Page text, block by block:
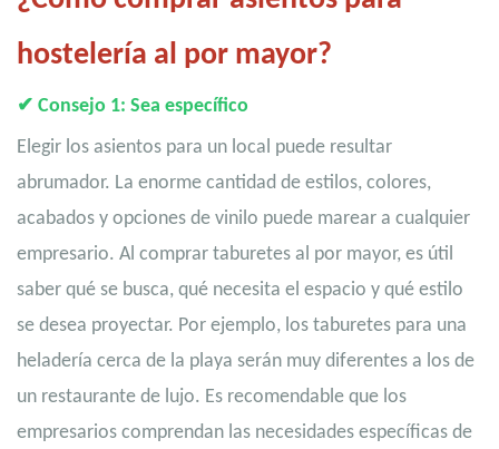
hostelería al por mayor?
✔ Consejo 1: Sea específico
Elegir los asientos para un local puede resultar
abrumador. La enorme cantidad de estilos, colores,
acabados y opciones de vinilo puede marear a cualquier
empresario. Al comprar taburetes al por mayor, es útil
saber qué se busca, qué necesita el espacio y qué estilo
se desea proyectar. Por ejemplo, los taburetes para una
heladería cerca de la playa serán muy diferentes a los de
un restaurante de lujo. Es recomendable que los
empresarios comprendan las necesidades específicas de